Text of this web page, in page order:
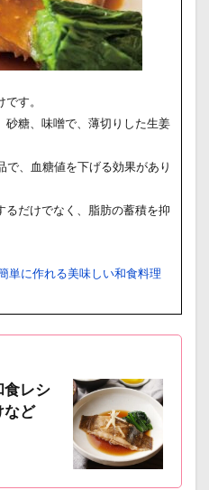
す。
砂糖、味噌で、薄切りした生姜
、血糖値を下げる効果があり
だけでなく、脂肪の蓄積を抑
単に作れる美味しい和食料理
食レシ
など